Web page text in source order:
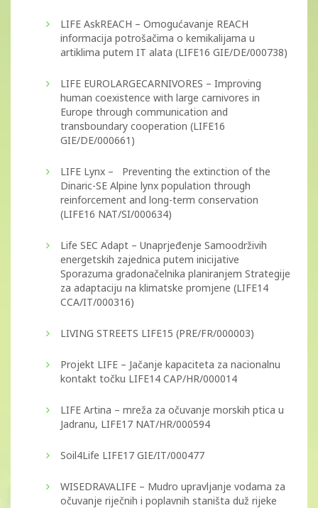
LIFE AskREACH – Omogućavanje REACH
informacija potrošačima o kemikalijama u
artiklima putem IT alata (LIFE16 GIE/DE/000738)
LIFE EUROLARGECARNIVORES – Improving
human coexistence with large carnivores in
Europe through communication and
transboundary cooperation (LIFE16
GIE/DE/000661)
LIFE Lynx – Preventing the extinction of the
Dinaric-SE Alpine lynx population through
reinforcement and long-term conservation
(LIFE16 NAT/SI/000634)
Life SEC Adapt – Unaprjeđenje Samoodrživih
energetskih zajednica putem inicijative
Sporazuma gradonačelnika planiranjem Strategije
za adaptaciju na klimatske promjene (LIFE14
CCA/IT/000316)
LIVING STREETS LIFE15 (PRE/FR/000003)
Projekt LIFE – Jačanje kapaciteta za nacionalnu
kontakt točku LIFE14 CAP/HR/000014
LIFE Artina – mreža za očuvanje morskih ptica u
Jadranu, LIFE17 NAT/HR/000594
Soil4Life LIFE17 GIE/IT/000477
WISEDRAVALIFE – Mudro upravljanje vodama za
očuvanje riječnih i poplavnih staništa duž rijeke